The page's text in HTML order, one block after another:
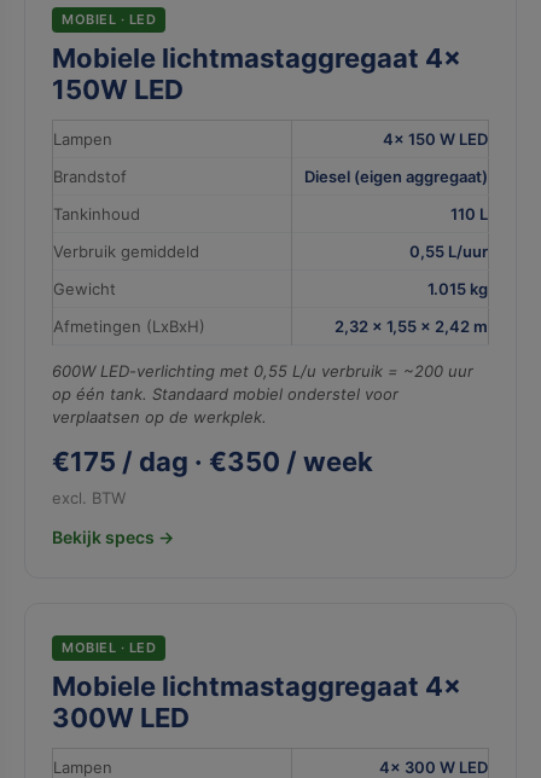
MOBIEL · LED
Mobiele lichtmastaggregaat 4×
150W LED
Lampen
4× 150 W LED
Brandstof
Diesel (eigen aggregaat)
Tankinhoud
110 L
Verbruik gemiddeld
0,55 L/uur
Gewicht
1.015 kg
Afmetingen (LxBxH)
2,32 × 1,55 × 2,42 m
600W LED-verlichting met 0,55 L/u verbruik = ~200 uur
op één tank. Standaard mobiel onderstel voor
verplaatsen op de werkplek.
€175 / dag · €350 / week
excl. BTW
Bekijk specs →
MOBIEL · LED
Mobiele lichtmastaggregaat 4×
300W LED
Lampen
4× 300 W LED